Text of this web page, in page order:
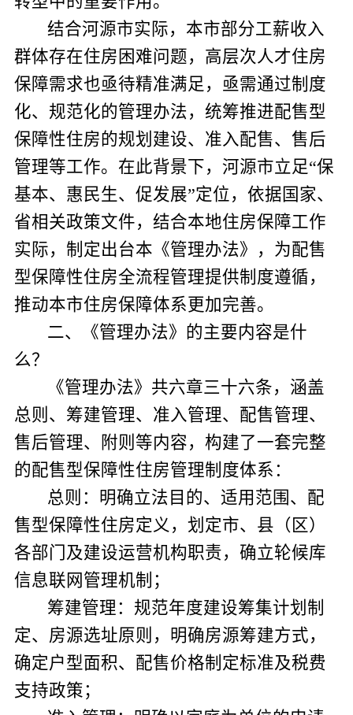
结合河源市实际，本市部分工薪收入
群体存在住房困难问题，高层次人才住房
保障需求也亟待精准满足，亟需通过制度
化、规范化的管理办法，统筹推进配售型
保障性住房的规划建设、准入配售、售后
管理等工作。在此背景下，河源市立足“保
基本、惠民生、促发展”定位，依据国家、
省相关政策文件，结合本地住房保障工作
实际，制定出台本《管理办法》，为配售
型保障性住房全流程管理提供制度遵循，
推动本市住房保障体系更加完善。
二、《管理办法》的主要内容是什
么？
《管理办法》共六章三十六条，涵盖
总则、筹建管理、准入管理、配售管理、
售后管理、附则等内容，构建了一套完整
的配售型保障性住房管理制度体系：
总则：明确立法目的、适用范围、配
售型保障性住房定义，划定市、县（区）
各部门及建设运营机构职责，确立轮候库
信息联网管理机制；
筹建管理：规范年度建设筹集计划制
定、房源选址原则，明确房源筹建方式，
确定户型面积、配售价格制定标准及税费
支持政策；